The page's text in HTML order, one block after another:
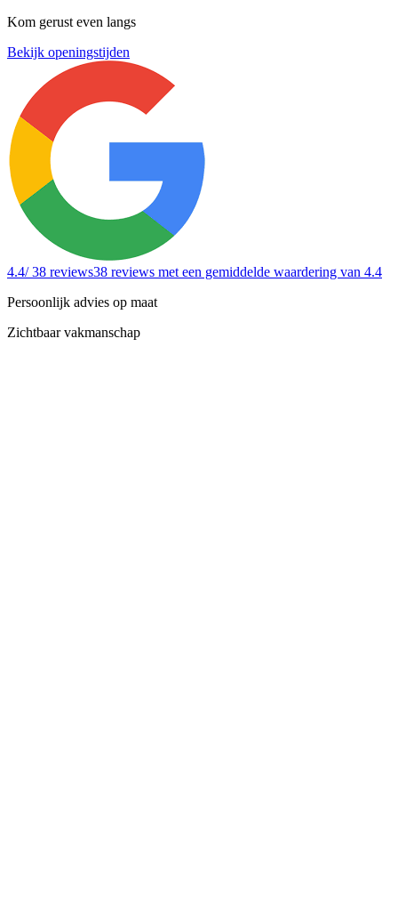
Kom gerust even langs
Bekijk openingstijden
4.4/ 38 reviews38 reviews met een gemiddelde waardering van 4.4
Persoonlijk advies op maat
Zichtbaar vakmanschap